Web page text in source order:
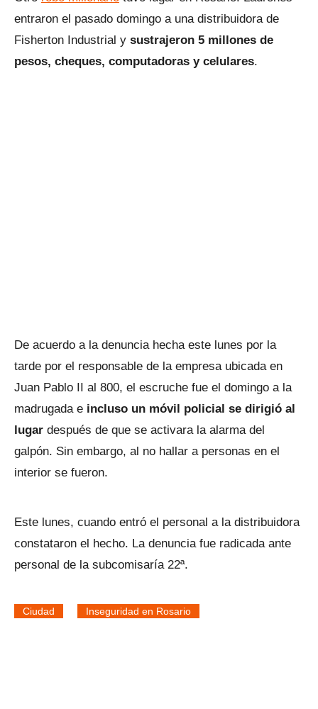
entraron el pasado domingo a una distribuidora de
Fisherton Industrial y sustrajeron 5 millones de
pesos, cheques, computadoras y celulares.
De acuerdo a la denuncia hecha este lunes por la
tarde por el responsable de la empresa ubicada en
Juan Pablo II al 800, el escruche fue el domingo a la
madrugada e incluso un móvil policial se dirigió al
lugar después de que se activara la alarma del
galpón. Sin embargo, al no hallar a personas en el
interior se fueron.
Este lunes, cuando entró el personal a la distribuidora
constataron el hecho. La denuncia fue radicada ante
personal de la subcomisaría 22ª.
Ciudad Inseguridad en Rosario